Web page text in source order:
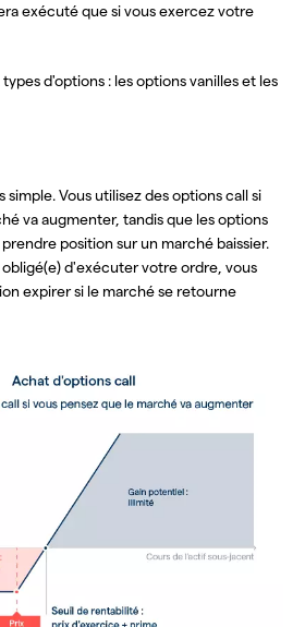
exécuté que si vous exercez votre
d'options : les options vanilles et les
Vous utilisez des options call si
va augmenter, tandis que les options
position sur un marché baissier.
d'exécuter votre ordre, vous
expirer si le marché se retourne